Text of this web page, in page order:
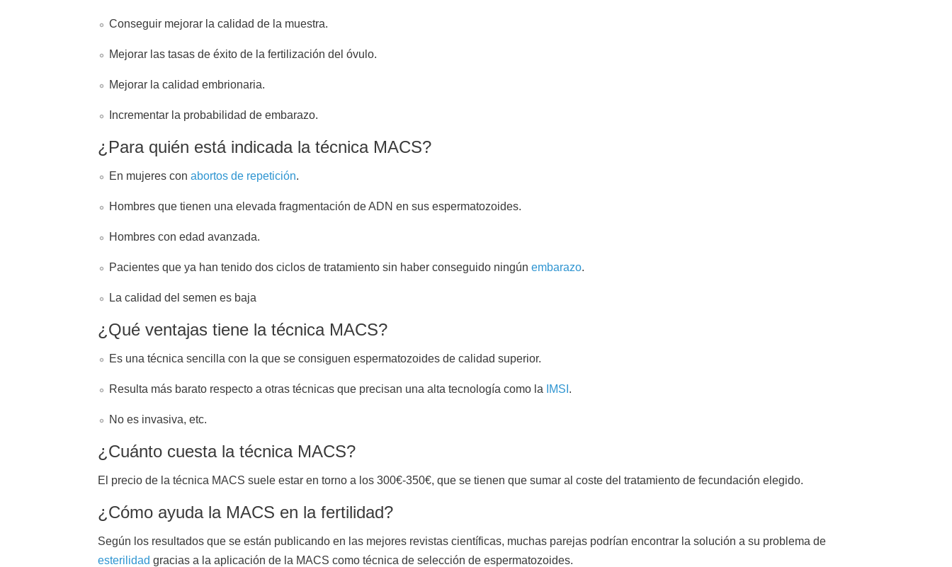
Conseguir mejorar la calidad de la muestra.
Mejorar las tasas de éxito de la fertilización del óvulo.
Mejorar la calidad embrionaria.
Incrementar la probabilidad de embarazo.
¿Para quién está indicada la técnica MACS?
En mujeres con abortos de repetición.
Hombres que tienen una elevada fragmentación de ADN en sus espermatozoides.
Hombres con edad avanzada.
Pacientes que ya han tenido dos ciclos de tratamiento sin haber conseguido ningún embarazo.
La calidad del semen es baja
¿Qué ventajas tiene la técnica MACS?
Es una técnica sencilla con la que se consiguen espermatozoides de calidad superior.
Resulta más barato respecto a otras técnicas que precisan una alta tecnología como la IMSI .
No es invasiva, etc.
¿Cuánto cuesta la técnica MACS?
El precio de la técnica MACS suele estar en torno a los 300€-350€, que se tienen que sumar al coste del tratamiento de fecundación elegido.
¿Cómo ayuda la MACS en la fertilidad?
Según los resultados que se están publicando en las mejores revistas científicas, muchas parejas podrían encontrar la solución a su problema de
esterilidad gracias a la aplicación de la MACS como técnica de selección de espermatozoides.